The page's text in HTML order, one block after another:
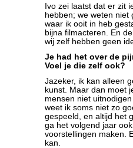
Ivo zei laatst dat er zit
hebben; we weten niet
waar ik ooit in heb
bijna filmacteren. En
wij zelf hebben geen
Je had het over de
Voel je die zelf ook?
Jazeker, ik kan alleen
kunst. Maar dan moet
mensen niet
weet ik soms niet zo
gespeeld, en altijd het
ga het volgend jaar
voorstellingen maken.
kan.